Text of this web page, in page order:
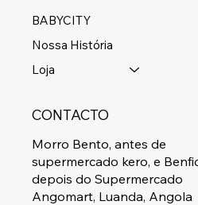
BABYCITY
Nossa História
Loja
CONTACTO
Morro Bento, antes de
supermercado kero, e
depois do Supermercado
Angomart, Luanda, Angola